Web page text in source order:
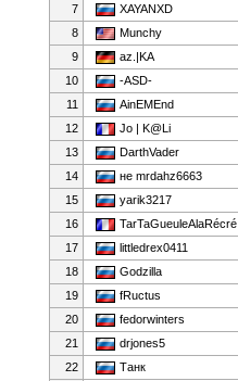
7
XAYANXD
8
Munchy
9
az.|KA
10
-ASD-
11
AinEMEnd
12
Jo | K@Li
13
DarthVader
14
нe mrdahz6663
15
yarik3217
16
TarTaGueuleAlaRécré
17
littledrex0411
18
Godzilla
19
fRuctus
20
fedorwinters
21
drjones5
22
Танк